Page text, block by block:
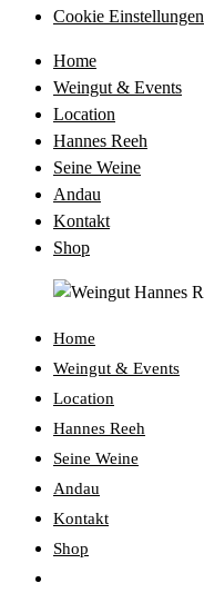
Cookie Einstellungen
Home
Weingut & Events
Location
Hannes Reeh
Seine Weine
Andau
Kontakt
Shop
Home
Weingut & Events
Location
Hannes Reeh
Seine Weine
Andau
Kontakt
Shop